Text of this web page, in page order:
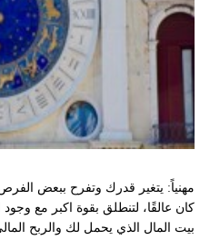
مهنياً: يتغير قدرك وتفرح ببعض
كان عالقًا، لتنطلق بقوة اكبر مع
بيت المال الذي يحمل لك والربح